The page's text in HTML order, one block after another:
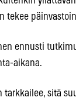
tekee
ennusti
aikana.
sitä